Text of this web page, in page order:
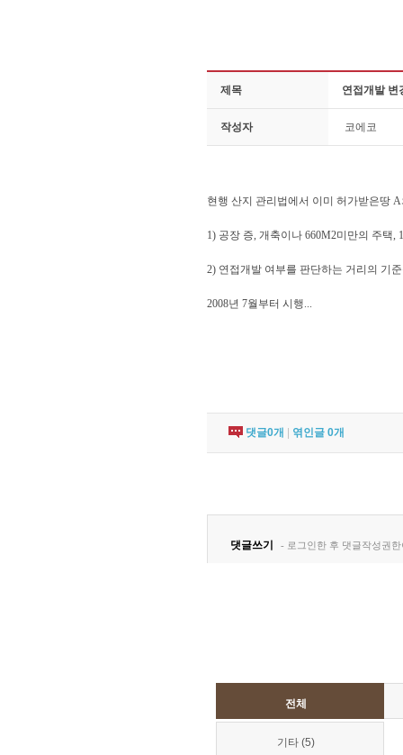
제목 연접개발 변
작성자 코에코
현행 산지 관리법에서 이미 허가받은땅
1) 공장 증, 개축이나 660M2미만의 주택
2) 연접개발 여부를 판단하는 거리의 기
2008년 7월부터 시행...
댓글0개 엮인글 0개
전체
기타 (5)